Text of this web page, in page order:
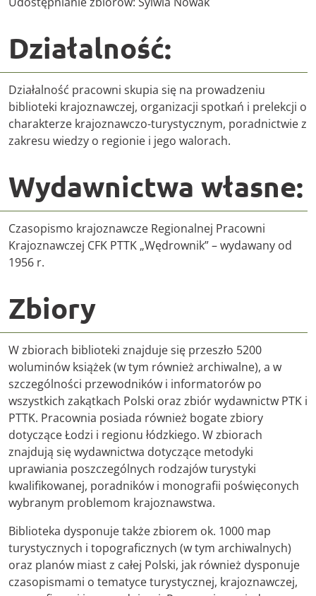
Działalność:
Działalność pracowni skupia się na prowadzeniu
biblioteki krajoznawczej, organizacji spotkań i prelekcji o
charakterze krajoznawczo-turystycznym, poradnictwie z
zakresu wiedzy o regionie i jego walorach.
Wydawnictwa własne:
Czasopismo krajoznawcze Regionalnej Pracowni
Krajoznawczej CFK PTTK „Wędrownik” – wydawany od
1956 r.
Zbiory
W zbiorach biblioteki znajduje się przeszło 5200
woluminów książek (w tym również archiwalne), a w
szczególności przewodników i informatorów po
wszystkich zakątkach Polski oraz zbiór wydawnictw PTK i
PTTK. Pracownia posiada również bogate zbiory
dotyczące Łodzi i regionu łódzkiego. W zbiorach
znajdują się wydawnictwa dotyczące metodyki
uprawiania poszczególnych rodzajów turystyki
kwalifikowanej, poradników i monografii poświęconych
wybranym problemom krajoznawstwa.
Biblioteka dysponuje także zbiorem ok. 1000 map
turystycznych i topograficznych (w tym archiwalnych)
oraz planów miast z całej Polski, jak również dysponuje
czasopismami o tematyce turystycznej, krajoznawczej,